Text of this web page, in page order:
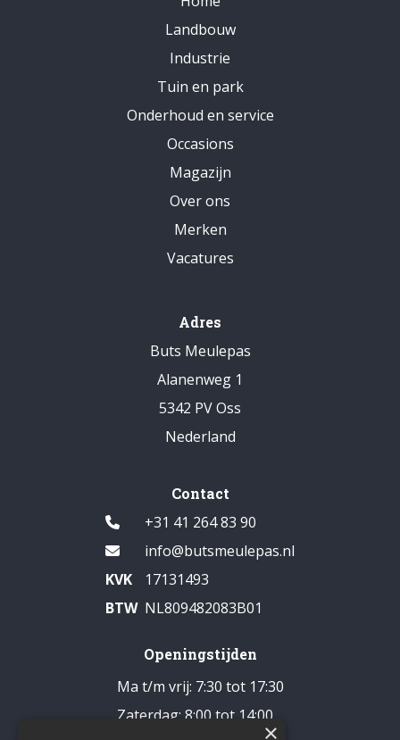
Landbouw
Industrie
Tuin en park
Onderhoud en service
Occasions
Magazijn
Over ons
Merken
Vacatures
Adres
Buts Meulepas
Alanenweg 1
5342 PV Oss
Nederland
Contact
+31 41 264 83 90
info@butsmeulepas.nl
KVK
17131493
BTW NL809482083B01
Openingstijden
Ma t/m vrij: 7:30 tot 17:30
Zaterdag: 8:00 tot 14:00
×